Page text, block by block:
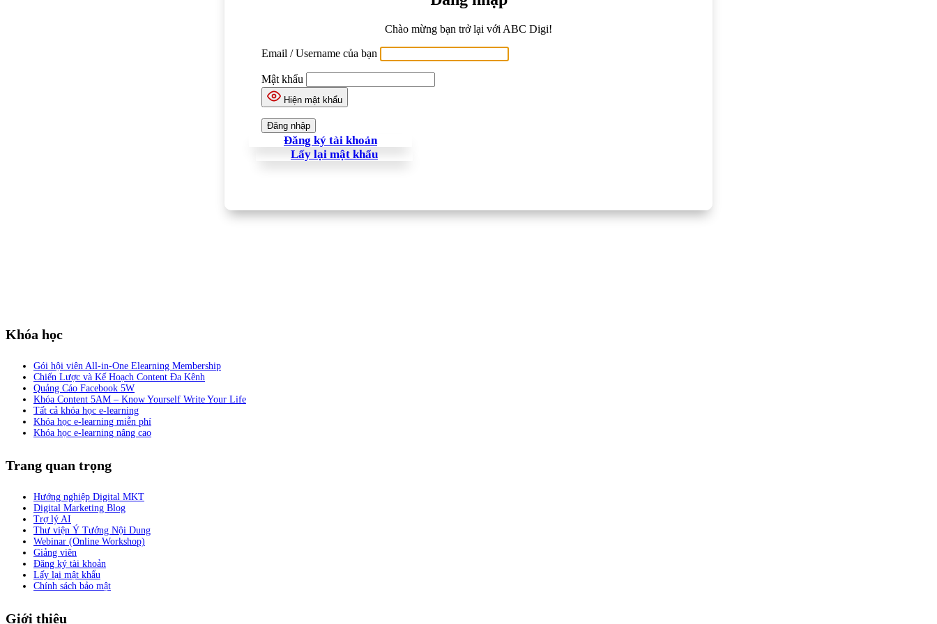
Chào mừng bạn trở lại với ABC Digi!
Email / Username của bạn
Mật khẩu
Hiện mật khẩu
Đăng ký tài khoản
Lấy lại mật khẩu
Khóa học
Gói hội viên All-in-One Elearning Membership
Chiến Lược và Kế Hoạch Content Đa Kênh
Quảng Cáo Facebook 5W
Khóa Content 5AM – Know Yourself Write Your Life
Tất cả khóa học e-learning
Khóa học e-learning miễn phí
Khóa học e-learning nâng cao
Trang quan trọng
Hướng nghiệp Digital MKT
Digital Marketing Blog
Trợ lý AI
Thư viện Ý Tưởng Nội Dung
Webinar (Online Workshop)
Giảng viên
Đăng ký tài khoản
Lấy lại mật khẩu
Chính sách bảo mật
Giới thiệu